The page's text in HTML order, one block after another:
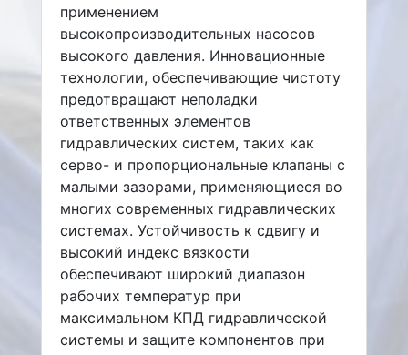
применением
высокопроизводительных насосов
высокого давления. Инновационные
технологии, обеспечивающие чистоту
предотвращают неполадки
ответственных элементов
гидравлических систем, таких как
серво- и пропорциональные клапаны с
малыми зазорами, применяющиеся во
многих современных гидравлических
системах. Устойчивость к сдвигу и
высокий индекс вязкости
обеспечивают широкий диапазон
рабочих температур при
максимальном КПД гидравлической
системы и защите компонентов при